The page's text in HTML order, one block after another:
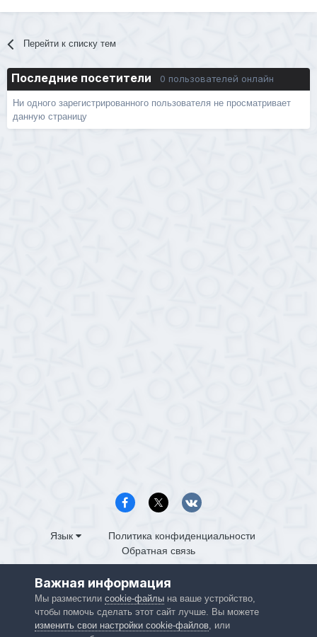
Перейти к списку тем
Последние посетители 0 пользователей онлайн
Ни одного зарегистрированного пользователя не просматривает
данную страницу
Язык
Политика конфиденциальности
Обратная связь
Powered by Invision Community
Важная информация
Мы разместили cookie-файлына ваше устройство,
чтобы помочь сделать этот сайт лучше. Вы можете
изменить свои настройки cookie-файлов, или